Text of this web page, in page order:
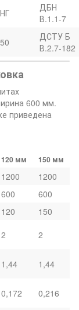
НГ
ДБН
В.1.1-7
50
ДСТУ Б
В.2.7-182
600 мм.
приведена
120 мм 150 мм
1200
1200
600
600
120
150
2
2
1,44
1,44
0,172 0,216